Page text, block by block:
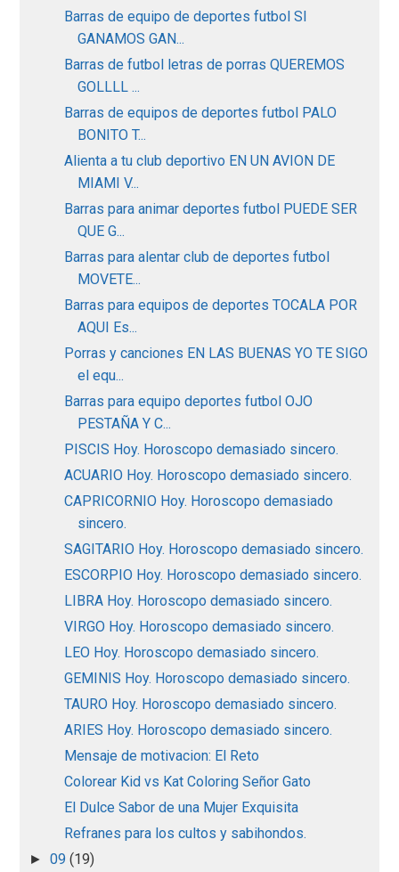
Barras de equipo de deportes futbol SI
GANAMOS GAN...
Barras de futbol letras de porras QUEREMOS
GOLLLL ...
Barras de equipos de deportes futbol PALO
BONITO T...
Alienta a tu club deportivo EN UN AVION DE
MIAMI V...
Barras para animar deportes futbol PUEDE SER
QUE G...
Barras para alentar club de deportes futbol
MOVETE...
Barras para equipos de deportes TOCALA POR
AQUI Es...
Porras y canciones EN LAS BUENAS YO TE SIGO
el equ...
Barras para equipo deportes futbol OJO
PESTAÑA Y C...
PISCIS Hoy. Horoscopo demasiado sincero.
ACUARIO Hoy. Horoscopo demasiado sincero.
CAPRICORNIO Hoy. Horoscopo demasiado
sincero.
SAGITARIO Hoy. Horoscopo demasiado sincero.
ESCORPIO Hoy. Horoscopo demasiado sincero.
LIBRA Hoy. Horoscopo demasiado sincero.
VIRGO Hoy. Horoscopo demasiado sincero.
LEO Hoy. Horoscopo demasiado sincero.
GEMINIS Hoy. Horoscopo demasiado sincero.
TAURO Hoy. Horoscopo demasiado sincero.
ARIES Hoy. Horoscopo demasiado sincero.
Mensaje de motivacion: El Reto
Colorear Kid vs Kat Coloring Señor Gato
El Dulce Sabor de una Mujer Exquisita
Refranes para los cultos y sabihondos.
►09(19)